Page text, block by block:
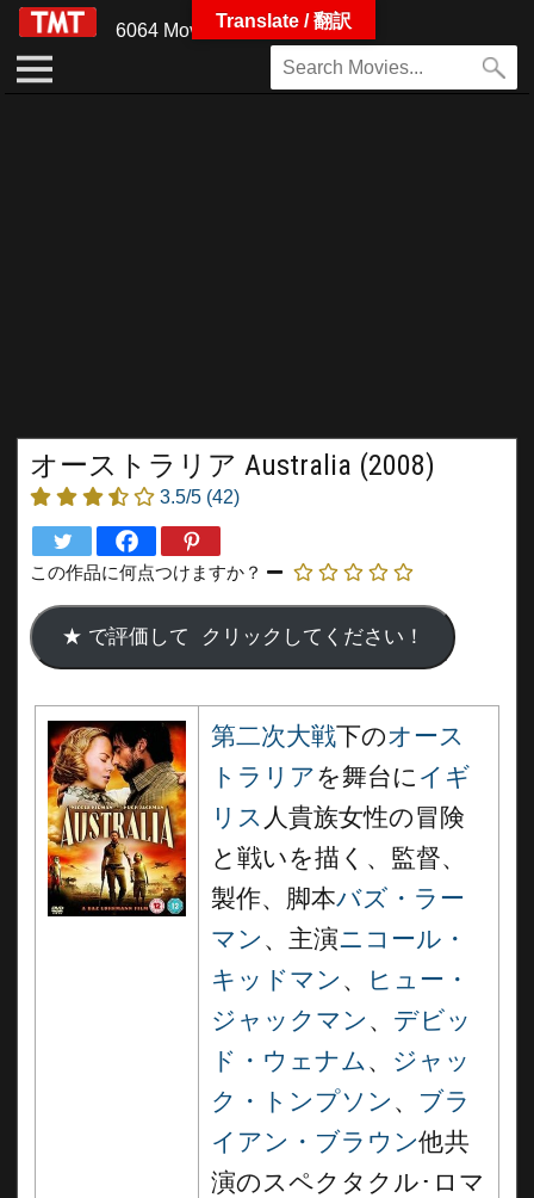
6064 Movies
オーストラリア Australia (2008)
3.5/5 (42)
この作品に何点つけますか？
第二次大戦下のオース
トラリアを舞台に イギ
リス 人貴族女性の冒険
と戦いを描く、監督、
製作、脚本バズ・ラー
マン 、主演ニコール・
キッドマン 、
ヒュー・
ジャックマン 、 デビッ
ド・ウェナム、 ジャッ
ク・トンプソン 、 ブラ
イアン・ブラウン他共
演のスペクタクル･ロマ
Translate / 翻訳